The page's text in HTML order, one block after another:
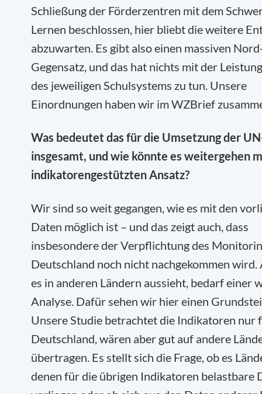
Schließung der Förderzentren mit dem
Lernen beschlossen, hier bliebt die weitere
abzuwarten. Es gibt also einen massiven
Gegensatz, und das hat nichts mit der
des jeweiligen Schulsystems zu tun. Unsere
Einordnungen haben wir im WZBrief
Was bedeutet das für die Umsetzung der
insgesamt, und wie könnte es weitergehen
indikatorengestützten Ansatz?
Wir sind so weit gegangen, wie es mit den
Daten möglich ist – und das zeigt auch, dass
insbesondere der Verpflichtung des
Deutschland noch nicht nachgekommen wird.
es in anderen Ländern aussieht, bedarf einer
Analyse. Dafür sehen wir hier einen
Unsere Studie betrachtet die Indikatoren nur
Deutschland, wären aber gut auf andere
übertragen. Es stellt sich die Frage, ob es
denen für die übrigen Indikatoren belastbare